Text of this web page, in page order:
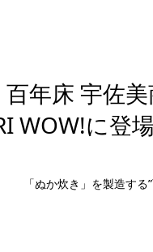
百年床 宇佐
WOW!に登場